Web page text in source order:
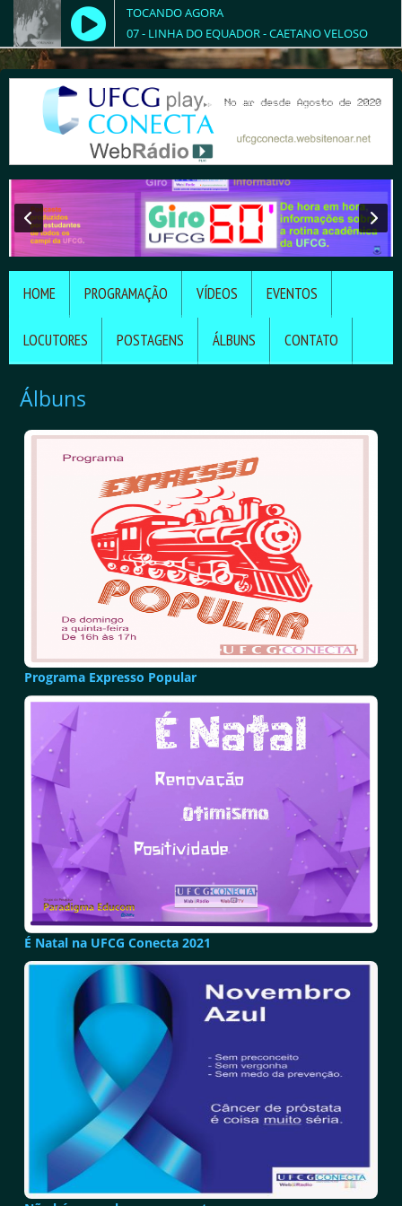
TOCANDO AGORA
07 - LINHA DO EQUADOR - CAETANO VELOSO
HOME PROGRAMAÇÃO VÍDEOS EVENTOS
LOCUTORES POSTAGENS ÁLBUNS CONTATO
Álbuns
Programa Expresso Popular
É Natal na UFCG Conecta 2021